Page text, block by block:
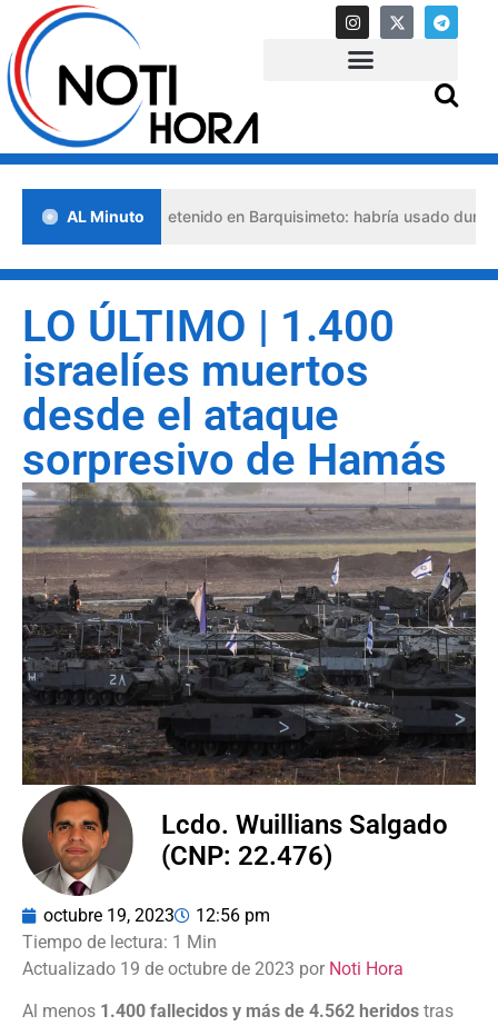
AL Minuto
abogado detenido en Barquisimeto: habría usado durante 13
LO ÚLTIMO | 1.400
israelíes muertos
desde el ataque
sorpresivo de Hamás
Lcdo. Wuillians Salgado
(CNP: 22.476)
octubre 19, 2023 12:56 pm
Actualizado 19 de octubre de 2023 por Noti Hora
Al menos 1.400 fallecidos y más de 4.562 heridos tras